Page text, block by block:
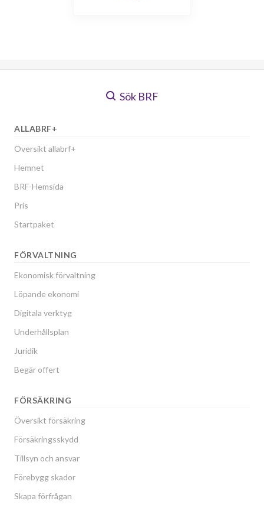
Sök BRF
ALLABRF+
Översikt allabrf+
Hemnet
BRF-Hemsida
Pris
Startpaket
FÖRVALTNING
Ekonomisk förvaltning
Löpande ekonomi
Digitala verktyg
Underhållsplan
Juridik
Begär offert
FÖRSÄKRING
Översikt försäkring
Försäkringsskydd
Tillsyn och ansvar
Förebygg skador
Skapa förfrågan